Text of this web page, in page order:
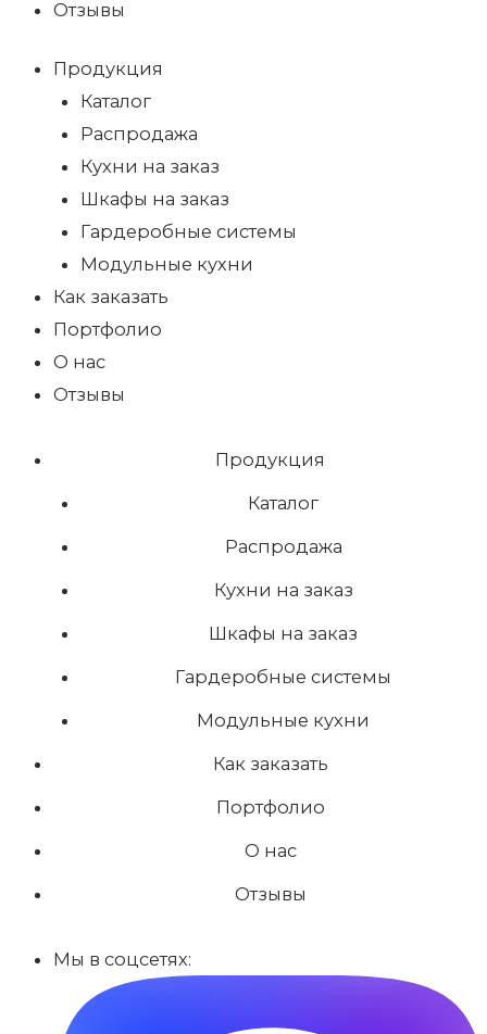
Отзывы
Продукция
Каталог
Распродажа
Кухни на заказ
Шкафы на заказ
Гардеробные системы
Модульные кухни
Как заказать
Портфолио
О нас
Отзывы
Продукция
Каталог
Распродажа
Кухни на заказ
Шкафы на заказ
Гардеробные системы
Модульные кухни
Как заказать
Портфолио
О нас
Отзывы
Мы в соцсетях: